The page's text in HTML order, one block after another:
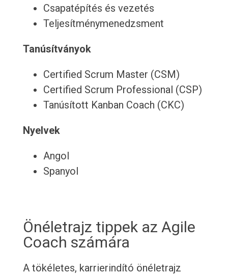
Csapatépítés és vezetés
Teljesítménymenedzsment
Tanúsítványok
Certified Scrum Master (CSM)
Certified Scrum Professional (CSP)
Tanúsított Kanban Coach (CKC)
Nyelvek
Angol
Spanyol
Önéletrajz tippek az Agile
Coach számára
A tökéletes, karrierindító önéletrajz